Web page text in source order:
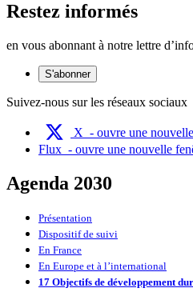
Restez informés
en vous abonnant à notre lettre
S'abonner
Suivez-nous sur les réseaux sociaux
X - ouvre une
Flux - ouvre une nouvelle
Agenda 2030
Présentation
Dispositif de suivi
En France
En Europe et à l’international
17 Objectifs de développement